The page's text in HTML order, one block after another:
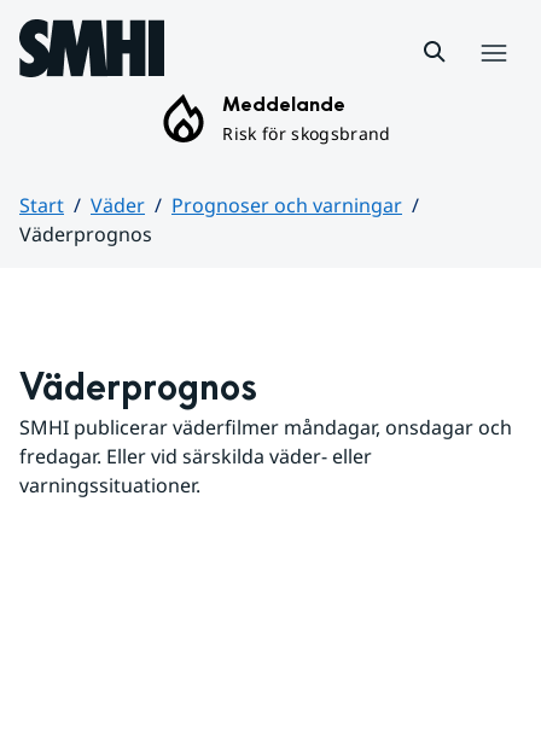
Hoppa till sidans innehåll
Meddelande
Risk för skogsbrand
Start Väder
Prognoser och varningar
Väderprognos
Väderprognos
SMHI publicerar väderfilmer måndagar, onsdagar och
fredagar. Eller vid särskilda väder- eller
varningssituationer.